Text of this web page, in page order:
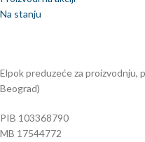
Na stanju
Elpok preduzeće za proizvodnju,
Beograd)
PIB 103368790
MB 17544772